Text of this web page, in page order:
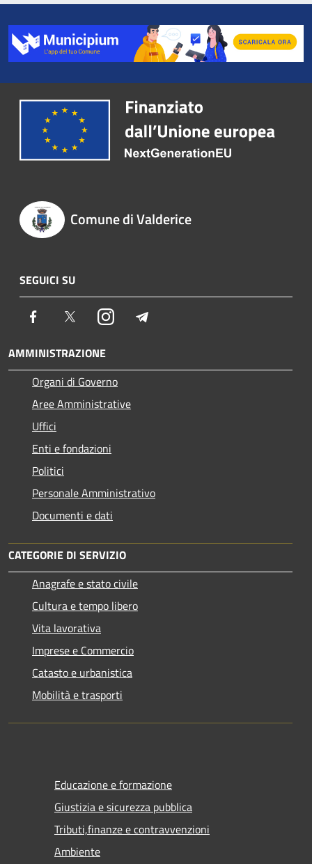
Comune di Valderice
SEGUICI SU
Facebook TwitterInstagram
AMMINISTRAZIONE
Organi di Governo
Aree Amministrative
Uffici
Enti e fondazioni
Politici
Personale Amministrativo
Documenti e dati
CATEGORIE DI SERVIZIO
Anagrafe e stato civile
Cultura e tempo libero
Vita lavorativa
Imprese e Commercio
Catasto e urbanistica
Mobilità e trasporti
Educazione e formazione
Giustizia e sicurezza pubblica
Tributi,finanze e contravvenzioni
Ambiente